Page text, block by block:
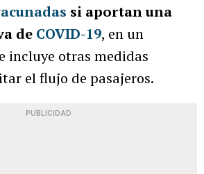
si aportan una
de COVID-19, en un
incluye otras medidas
el flujo de pasajeros.
PUBLICIDAD